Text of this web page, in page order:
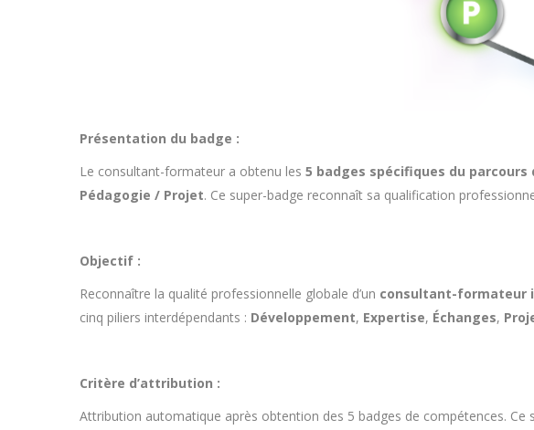
Présentation du badge :
Le consultant-formateur a obtenu les 5 badges spécifiques du parcours
Pédagogie / Projet. Ce super-badge reconnaît sa qualification
Objectif :
Reconnaître la qualité professionnelle globale d’un consultant-formateur
cinq piliers interdépendants : Développement, Expertise, Échanges,
Critère d’attribution :
Attribution automatique après obtention des 5 badges de compétences.